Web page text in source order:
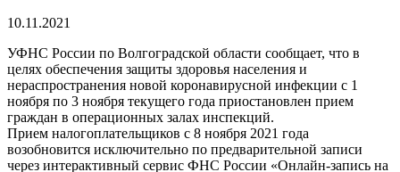
10.11.2021
УФНС России по Волгоградской области сообщает, что в
целях обеспечения защиты здоровья населения и
нераспространения новой коронавирусной инфекции с 1
ноября по 3 ноября текущего года приостановлен прием
граждан в операционных залах инспекций.
Прием налогоплательщиков с 8 ноября 2021 года
возобновится исключительно по предварительной записи
через интерактивный сервис ФНС России «Онлайн-запись на